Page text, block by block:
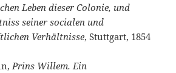
Leben dieser Colonie, und
seiner socialen und
Verhältnisse, Stuttgart, 1854
Prins Willem. Ein